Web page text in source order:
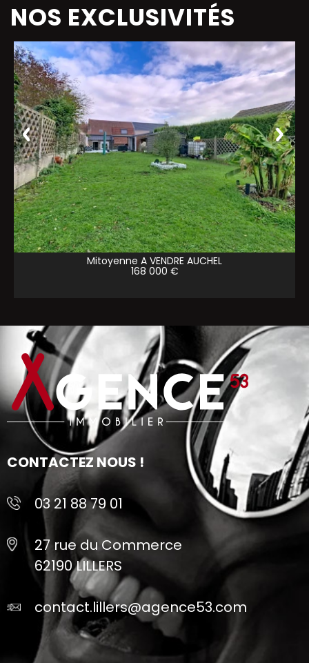
NOS EXCLUSIVITÉS
Mitoyenne A VENDRE AUCHEL
168 000 €
CONTACTEZ NOUS !
03 21 88 79 01
27 rue du Commerce
62190 LILLERS
contact.lillers@agence53.com